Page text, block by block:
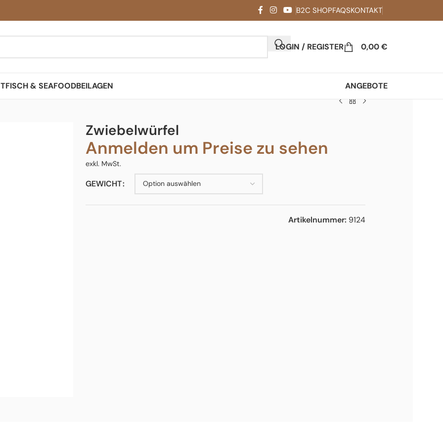
B2C SHOPFAQSKONTAKT
LOGIN / REGISTER 0,00€
FISCH & SEAFOODBEILAGEN
ANGEBOTE
Zwiebelwürfel
Anmelden um Preise zu sehen
exkl. MwSt.
GEWICHT
Artikelnummer: 9124